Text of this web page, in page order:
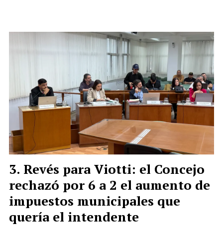
Revés para Viotti: el Concejo
rechazó por 6 a 2 el aumento de
impuestos municipales que
quería el intendente